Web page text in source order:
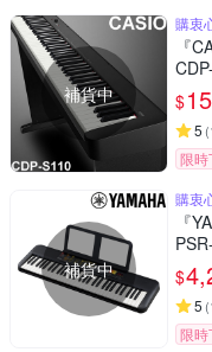
補貨中
購衷
『
$
5 (
限時
補貨中
購衷
『
$
5 (
限時